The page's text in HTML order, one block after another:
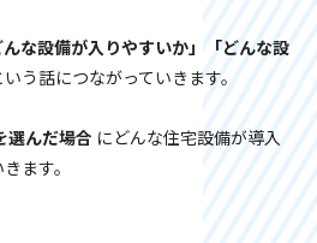
んな設備が入りやすいか」「どんな設
いう話につながっていきます。
選んだ場合 にどんな住宅設備が導入
ます。